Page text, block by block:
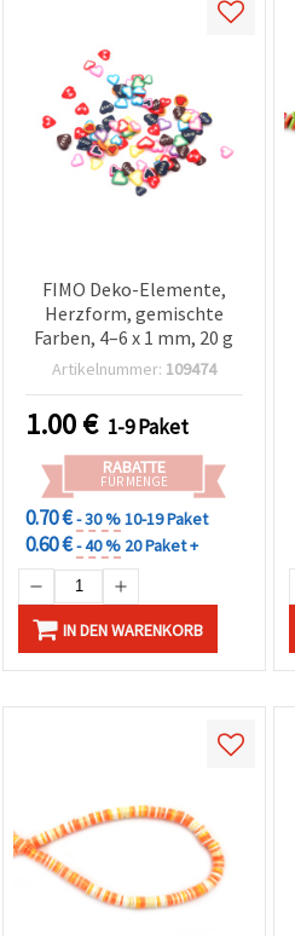
FIMO Deko-Elemente,
Herzform, gemischte
Farben, 4–6 x 1 mm, 20 g
Artikelnummer: 109474
1.00€ 1-9 Paket
RABATTE
FÜR MENGE
0.70 €- 30 %10-19 Paket
0.60 €- 40 % 20 Paket +
IN DEN WARENKORB